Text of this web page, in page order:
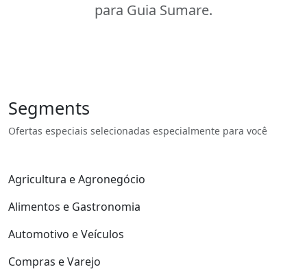
para Guia Sumare.
Segments
Ofertas especiais selecionadas especialmente para você
Agricultura e Agronegócio
Alimentos e Gastronomia
Automotivo e Veículos
Compras e Varejo